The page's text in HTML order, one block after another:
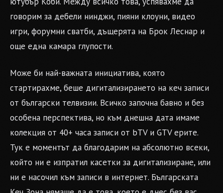
говорим за дебели нинджи, пияни клоуни, видео
игри, форумни сватби, дъщерята на Брок Леснар и
още една камара глупости.
Може би най-важната инициатива, която
стартирахме, беше дигитализирането на кеч записи
от български телвизии. Всичко започна бавно и без
особена перспектива, но към днешна дата имаме
колекция от 40+ часа записи от bTV и GTV ерите.
Тук е моментът да благодарим на абсолютно всеки,
който ни е изпратил касетки за дигитализиране, или
ни е насочил към записи в интернет. Българската